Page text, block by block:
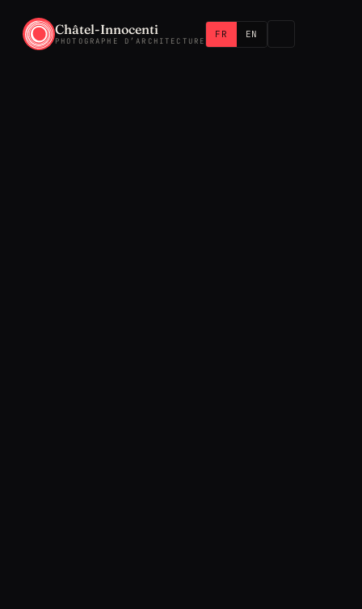
Châtel-Innocenti
PHOTOGRAPHE D’ARCHITECTURE
FR EN